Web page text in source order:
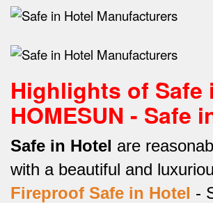
Highlights of Safe
HOMESUN - Safe
Safe in Hotel are
with a beautiful and
Fireproof Safe in Hotel -